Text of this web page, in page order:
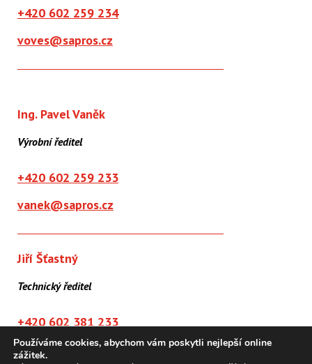
+420 602 259 234
voves@sapros.cz
Ing. Pavel Vaněk
Výrobní ředitel
+420 602 259 233
vanek@sapros.cz
Jiří Šťastný
Technický ředitel
+420 602 381 233
stastny@sapros.cz
Používáme cookies, abychom vám poskytli nejlepší online
zážitek.